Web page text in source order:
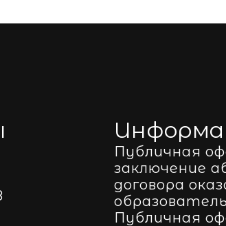
Публичная
заключение
договора
Публичная